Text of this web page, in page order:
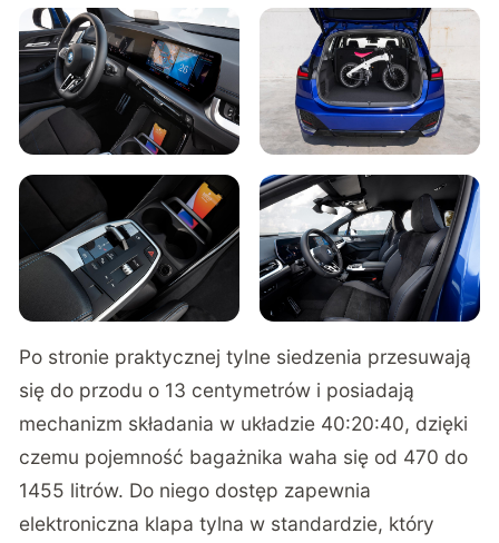
Po stronie praktycznej tylne siedzenia przesuwają
się do przodu o 13 centymetrów i posiadają
mechanizm składania w układzie 40:20:40, dzięki
czemu pojemność bagażnika waha się od 470 do
1455 litrów. Do niego dostęp zapewnia
elektroniczna klapa tylna w standardzie, który